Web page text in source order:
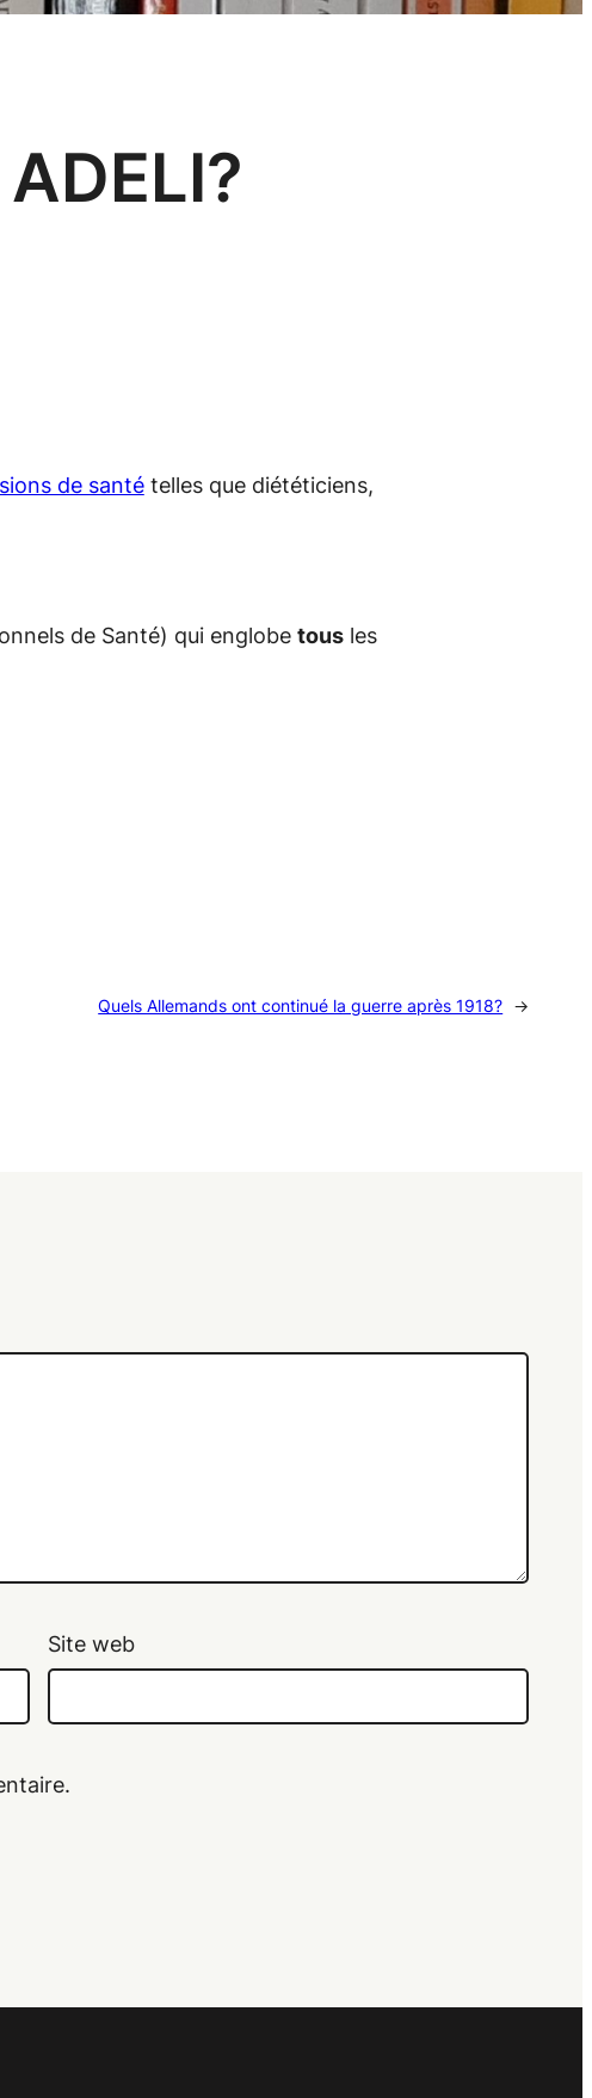
de santételles que diététiciens,
de Santé) qui englobe tousles
Quels Allemands ont continué la guerre après 1918? →
Site web